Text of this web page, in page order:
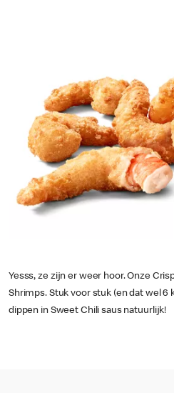
Yesss, ze zijn er weer hoor. Onze
Shrimps. Stuk voor stuk (en dat wel 6
dippen in Sweet Chili saus natuurlijk!